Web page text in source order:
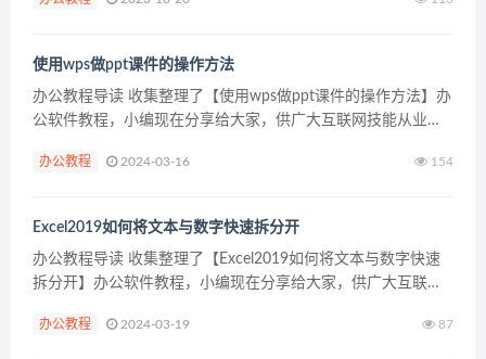
字，纯文字阅读大概需要1分钟。 ...
使用wps做ppt课件的操作方法
办公教程导读 收集整理了【使用wps做ppt课件的操作方法】办
公软件教程，小编现在分享给大家，供广大互联网技能从业者
公教程内容图文 2.在新建文档的界面，我们选...
办公教程 2024-03-16 154
Excel2019如何将文本与数字快速拆分开
办公教程导读 收集整理了【Excel2019如何将文本与数字快速
拆分开】办公软件教程，小编现在分享给大家，供广大互联网
1分钟。 办公教程内容图文 2、然后手动分开...
办公教程 2024-03-19 87